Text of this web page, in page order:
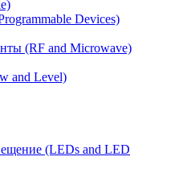
Devices)
(RF and Microwave)
and Level)
(LEDs and LED